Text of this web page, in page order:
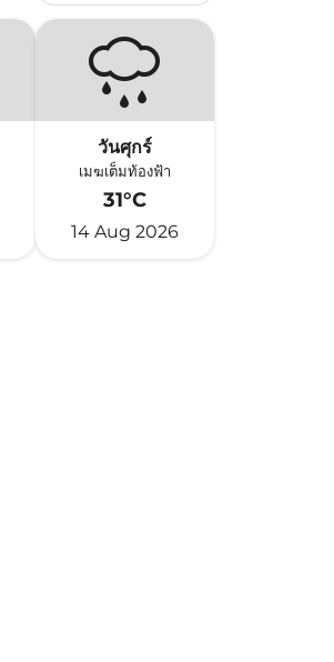
วันศุกร์
เมฆเต็มท้องฟ้า
31°C
14 Aug 2026